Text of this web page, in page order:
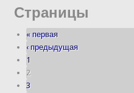
Страницы
« первая
‹ предыдущая
1
2
3